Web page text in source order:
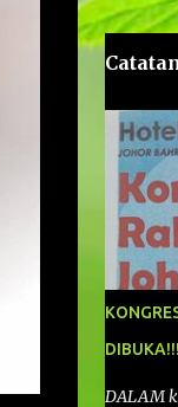
DIBUKA!!!
DALAM